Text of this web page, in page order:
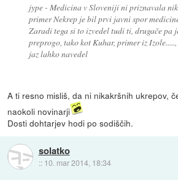
jype - Medicina v Sloveniji ni priznavala
primer Nekrep je bil prvi javni spor
Zaradi tega si to izvedel tudi ti, drugače pa
preprogo, tako kot Kuhar, primer iz
jaz lahko navedel
A ti resno misliš, da ni nikakršnih ukrepov,
naokoli novinarji
Dosti dohtarjev hodi po sodiščih.
solatko
:: 10. mar 2014, 18:34